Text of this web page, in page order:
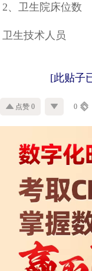
2、卫生院床位数
卫生技术人员
[此贴子
点赞 0 0